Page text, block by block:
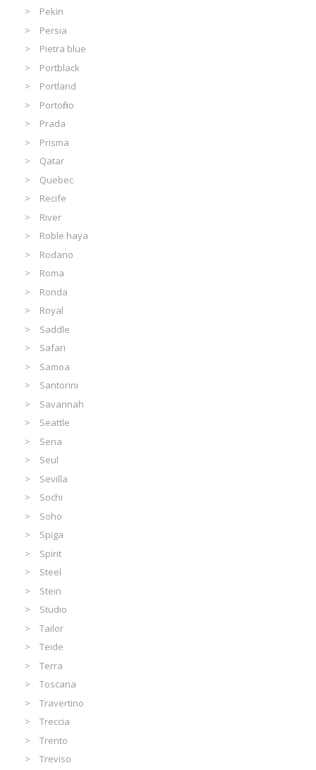
Pekin
Persia
Pietra blue
Portblack
Portland
Portofino
Prada
Prisma
Qatar
Quebec
Recife
River
Roble haya
Rodano
Roma
Ronda
Royal
Saddle
Safari
Samoa
Santorini
Savannah
Seattle
Sena
Seul
Sevilla
Sochi
Soho
Spiga
Spirit
Steel
Stein
Studio
Tailor
Teide
Terra
Toscana
Travertino
Treccia
Trento
Treviso